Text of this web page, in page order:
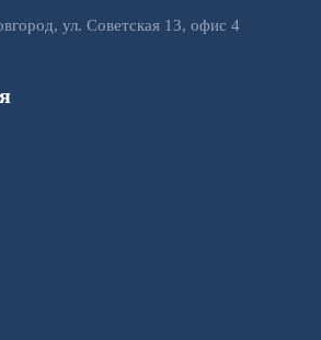
ул. Советская 13, офис 4